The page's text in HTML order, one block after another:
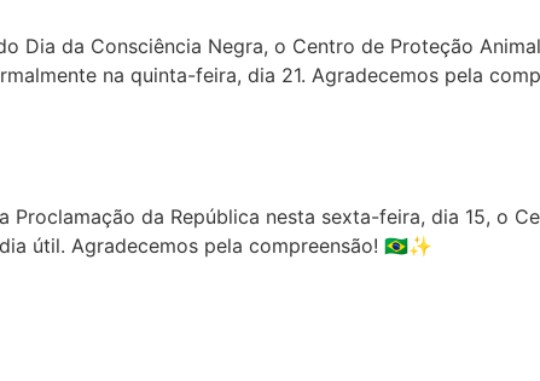
Dia da Consciência Negra, o Centro de Proteção
na quinta-feira, dia 21. Agradecemos pela
da República nesta sexta-feira, dia 15, o
útil. Agradecemos pela compreensão! 🇧🇷✨